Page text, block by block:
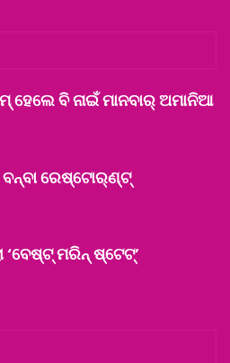
ହେଲେ ବି ନାଇଁ ମାନବାର୍ ଅମାନିଆ
ବନ୍‌ବା ରେଷ୍ଟୋର୍‌ଣ୍ଟ୍‌
‘ବେଷ୍ଟ୍‌ ମରିନ୍‌ ଷ୍ଟେଟ୍’‌